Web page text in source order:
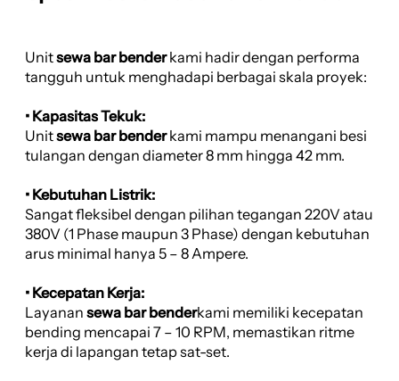
Unitsewa bar benderkami hadir dengan performa
tangguh untuk menghadapi berbagai skala proyek:
• Kapasitas Tekuk:
Unitsewa bar benderkami mampu menangani besi
tulangan dengan diameter 8 mm hingga 42 mm.
• Kebutuhan Listrik:
Sangat fleksibel dengan pilihan tegangan 220V atau
380V (1 Phase maupun 3 Phase) dengan kebutuhan
arus minimal hanya 5 – 8 Ampere.
• Kecepatan Kerja:
Layanan sewa bar benderkami memiliki kecepatan
bending mencapai 7 – 10 RPM, memastikan ritme
kerja di lapangan tetap sat-set.